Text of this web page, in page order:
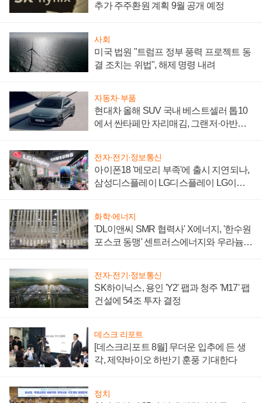
추가 주주환원 계획 9월 공개 예정
사회
미국 법원 "트럼프 정부 풍력 프로젝트 동
결 조치는 위법", 해제 명령 내려
자동차·부품
현대차 올해 SUV 국내 베스트셀러 톱10
에서 싼타페만 자리매김, 그랜저·아반떼
전자·전기·정보통신
아이폰18 '메모리 부족'에 출시 지연되나,
삼성디스플레이 LG디스플레이 LG이노
화학·에너지
'DL이앤씨 SMR 협력사' X에너지, '한수원
포스코 동맹' 센트러스에너지와 우라늄
전자·전기·정보통신
SK하이닉스, 용인 'Y2' 팹과 청주 'M17' 팹
건설에 54조 투자 결정
데스크 리포트
[데스크리포트 8월] 무더운 입추에 든 생
각, 제약바이오 하반기 훈풍 기대한다
정치